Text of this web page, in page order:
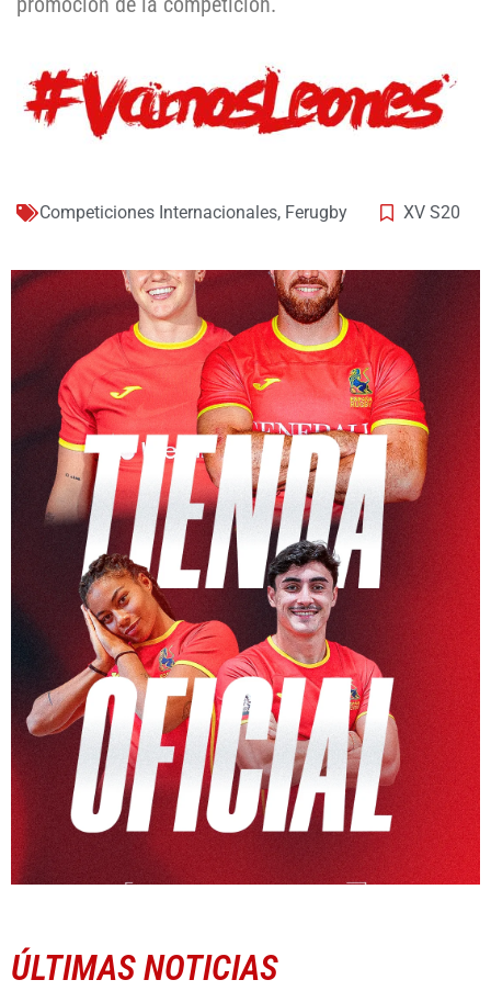
Competiciones Internacionales, Ferugby XV S20
ÚLTIMAS NOTICIAS